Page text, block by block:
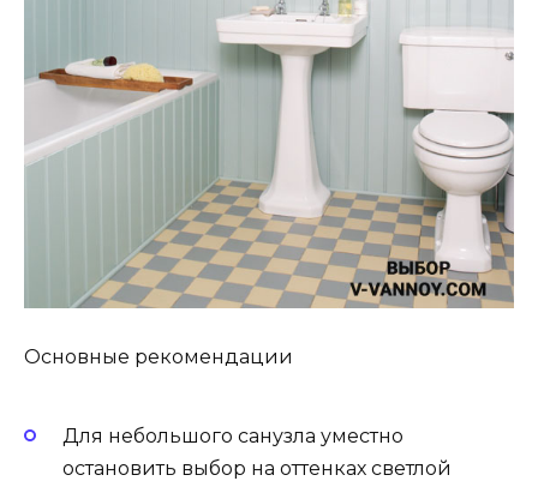
Основные рекомендации
Для небольшого санузла уместно
остановить выбор на оттенках светлой